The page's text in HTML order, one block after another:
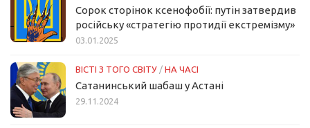
Сорок сторінок ксенофобії: путін затвердив
російську «стратегію протидії екстремізму»
03.01.2025
ВІСТІ З ТОГО СВІТУ / НА ЧАСІ
Сатанинський шабаш у Астані
29.11.2024